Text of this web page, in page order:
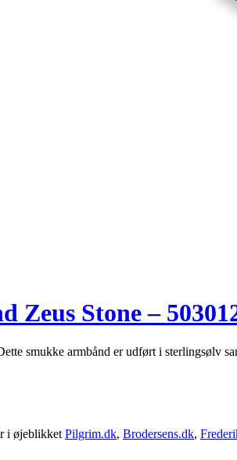
Zeus Stone –
smukke armbånd er udført i sterlingsølv
i øjeblikket Pilgrim.dk, Brodersens.dk,